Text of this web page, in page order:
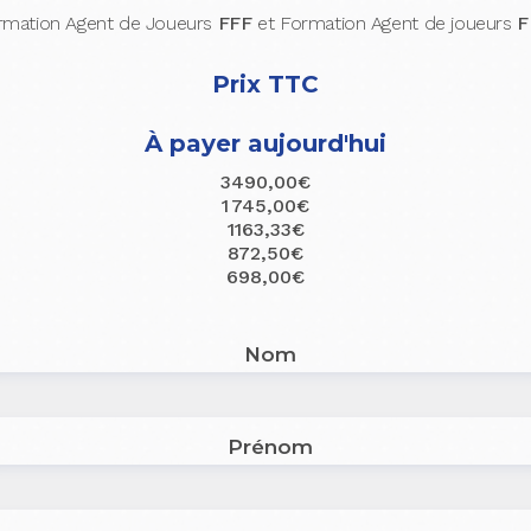
Agent de Joueurs FFFet Formation Agent de joueurs
Prix TTC
À payer aujourd'hui
3490,00€
1 745,00€
1163,33€
872,50€
698,00€
Nom
Prénom